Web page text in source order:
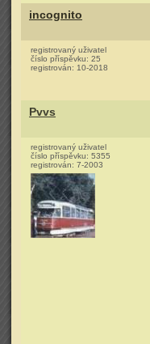
incognito
registrovaný uživatel
číslo příspěvku: 25
registrován: 10-2018
Pvvs
registrovaný uživatel
číslo příspěvku: 5355
registrován: 7-2003